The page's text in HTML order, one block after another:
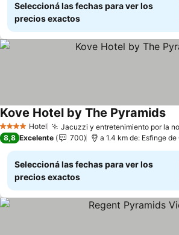
Seleccioná las fechas para ver los
precios exactos
4 EstrellasHotel Jacuzzi y entretenimiento por la
Kove Hotel by The Pyramids
8,8 Excelente 700 a 1.4 km de: Esfinge de
Seleccioná las fechas para ver los
precios exactos